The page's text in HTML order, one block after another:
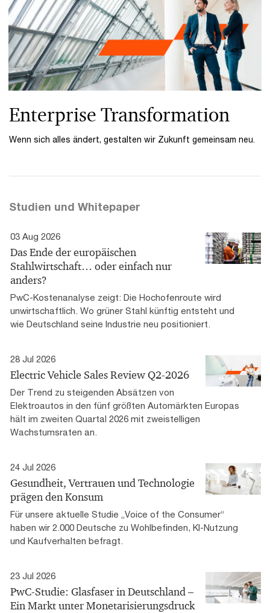
Enterprise Transformation
Wenn sich alles ändert, gestalten wir Zukunft gemeinsam neu.
Studien und Whitepaper
03 Aug 2026
Das Ende der europäischen
Stahlwirtschaft… oder einfach nur
anders?
PwC-Kostenanalyse zeigt: Die Hochofenroute wird
unwirtschaftlich. Wo grüner Stahl künftig entsteht und
wie Deutschland seine Industrie neu positioniert.
28 Jul 2026
Electric Vehicle Sales Review Q2-2026
Der Trend zu steigenden Absätzen von
Elektroautos in den fünf größten Automärkten Europas
hält im zweiten Quartal 2026 mit zweistelligen
Wachstumsraten an.
24 Jul 2026
Gesundheit, Vertrauen und Technologie
prägen den Konsum
Für unsere aktuelle Studie „Voice of the Consumer“
haben wir 2.000 Deutsche zu Wohlbefinden, KI-Nutzung
und Kaufverhalten befragt.
23 Jul 2026
PwC-Studie: Glasfaser in Deutschland –
Ein Markt unter Monetarisierungsdruck